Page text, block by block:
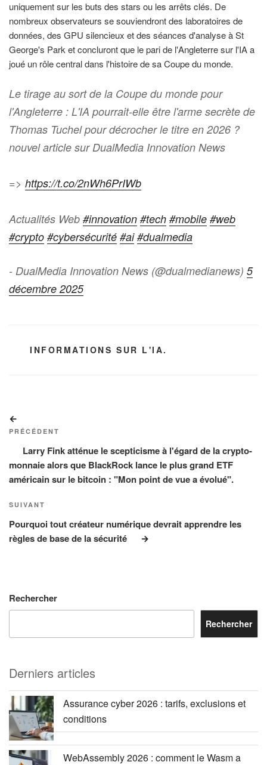
uniquement sur les buts des stars ou les arrêts clés. De
nombreux observateurs se souviendront des laboratoires de
données, des GPU silencieux et des séances d'analyse à St
George's Park et concluront que le pari de l'Angleterre sur l'IA a
joué un rôle central dans l'histoire de sa Coupe du monde.
Le tirage au sort de la Coupe du monde pour
l'Angleterre : L'IA pourrait-elle être l'arme secrète de
Thomas Tuchel pour décrocher le titre en 2026 ?
nouvel article sur DualMedia Innovation News
=> https://t.co/2nWh6PrIWb
Actualités Web #innovation #tech #mobile #web
#crypto #cybersécurité #ai #dualmedia
- DualMedia Innovation News (@dualmedianews) 5
décembre 2025
CATÉGORIES
INFORMATIONS SUR L'IA.
de
l’article
précédent
PRÉCÉDENT
Larry Fink atténue le scepticisme à l'égard de la crypto-
monnaie alors que BlackRock lance le plus grand ETF
américain sur le bitcoin : "Mon point de vue a évolué".
Article
suivant
SUIVANT
Pourquoi tout créateur numérique devrait apprendre les
règles de base de la sécurité
Rechercher
Rechercher
Derniers articles
Assurance cyber 2026 : tarifs, exclusions et
conditions
WebAssembly 2026 : comment le Wasm a